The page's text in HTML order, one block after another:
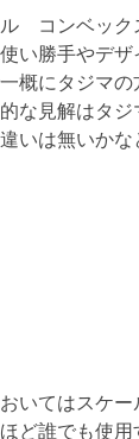
コンベック
い勝手やデ
概にタジマ
な見解はタ
いは無いか
いてはスケ
ど誰でも使